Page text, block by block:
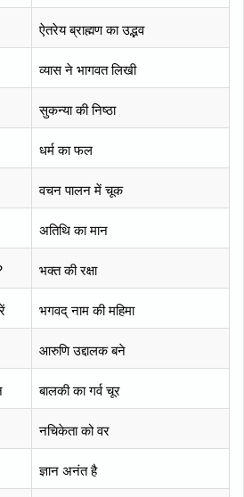
ऐतरेय ब्राह्मण का उद्भव
व्यास ने भागवत लिखी
सुकन्या की निष्ठा
धर्म का फल
वचन पालन में चूक
अतिथि का मान
भक्त की रक्षा
भगवद् नाम की महिमा
आरुणि उद्दालक बने
बालकी का गर्व चूर
नचिकेता को वर
ज्ञान अनंत है